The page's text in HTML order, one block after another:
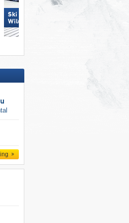
Ski Juwel Alpbachtal
Wildschönau